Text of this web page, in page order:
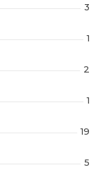
3
1
2
1
19
5